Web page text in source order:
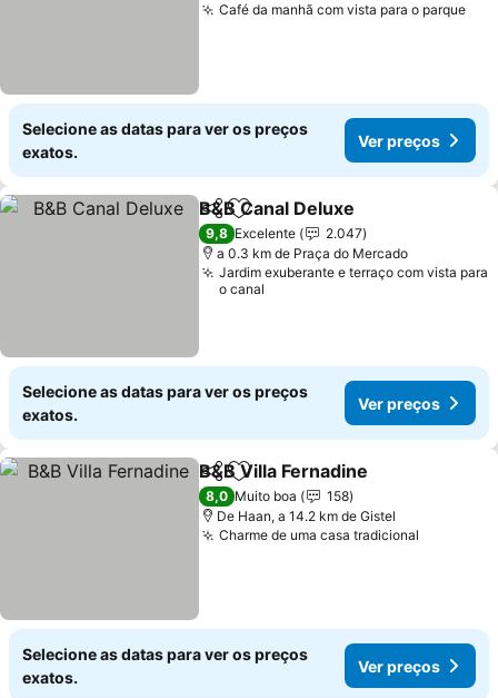
Café da manhã com vista para o parque
Selecione as datas para ver os preços
exatos.
Ver preços
PartilharAdicionar aos favoritos
B&B Canal Deluxe
9,8 Excelente
2.047
a 0.3 km de Praça do Mercado
Jardim exuberante e terraço com vista para
o canal
Selecione as datas para ver os preços
exatos.
Ver preços
PartilharAdicionar aos favoritos
B&B Villa Fernadine
8,0 Muito boa
158
De Haan, a 14.2 km de Gistel
Charme de uma casa tradicional
Selecione as datas para ver os preços
exatos.
Ver preços